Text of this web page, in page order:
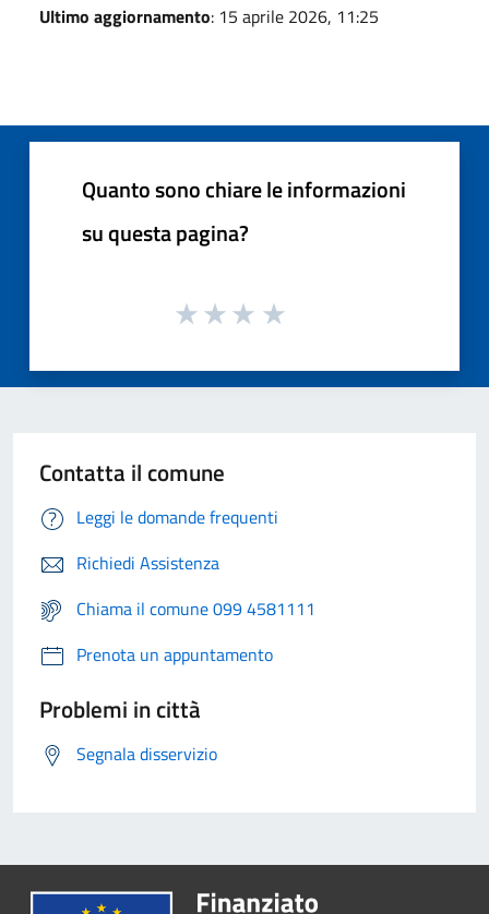
Ultimo aggiornamento: 15 aprile 2026, 11:25
Quanto sono chiare le informazioni
su questa pagina?
Contatta il comune
Leggi le domande frequenti
Richiedi Assistenza
Chiama il comune 099 4581111
Prenota un appuntamento
Problemi in città
Segnala disservizio